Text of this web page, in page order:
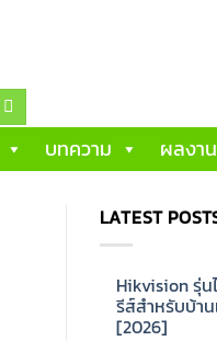
บทความ ผลงาน
LATEST
Hikvision รุ่น
รีส์สำหรับบ้า
[2026]